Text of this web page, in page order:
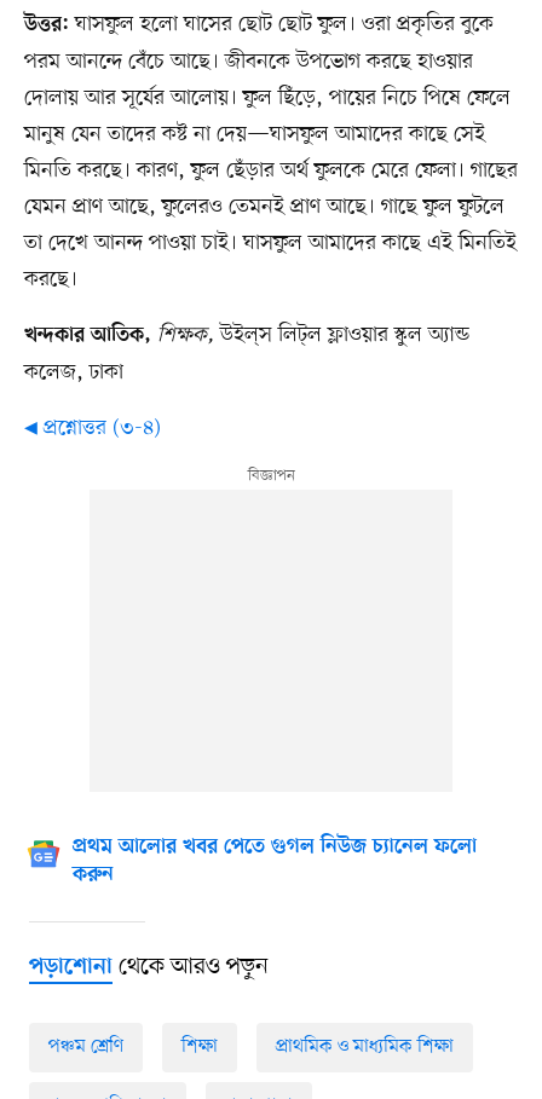
উত্তর:ঘাসফুল হলো ঘাসের ছোট ছোট ফুল। ওরা প্রকৃতির বুকে
পরম আনন্দে বেঁচে আছে। জীবনকে উপভোগ করছে হাওয়ার
দোলায় আর সূর্যের আলোয়। ফুল ছিঁড়ে, পায়ের নিচে পিষে ফেলে
মানুষ যেন তাদের কষ্ট না দেয়—ঘাসফুল আমাদের কাছে সেই
মিনতি করছে। কারণ, ফুল ছেঁড়ার অর্থ ফুলকে মেরে ফেলা। গাছের
যেমন প্রাণ আছে, ফুলেরও তেমনই প্রাণ আছে। গাছে ফুল ফুটলে
তা দেখে আনন্দ পাওয়া চাই। ঘাসফুল আমাদের কাছে এই মিনতিই
করছে।
খন্দকার আতিক, শিক্ষক, উইল্স লিট্ল ফ্লাওয়ার স্কুল অ্যান্ড
কলেজ, ঢাকা
◀ প্রশ্নোত্তর (৩-৪)
প্রথম আলোর খবর পেতে গুগল নিউজ চ্যানেল ফলো
করুন
পড়াশোনাথেকে আরও পড়ুন
পঞ্চম শ্রেণি শিক্ষা প্রাথমিক ও মাধ্যমিক শিক্ষা